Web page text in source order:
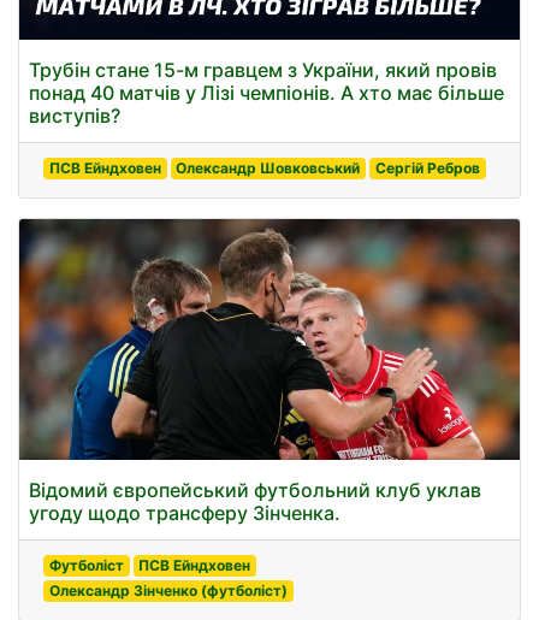
Трубін стане 15-м гравцем з України, який провів
понад 40 матчів у Лізі чемпіонів. А хто має більше
виступів?
ПСВ Ейндховен Олександр Шовковський Сергій Ребров
Відомий європейський футбольний клуб уклав
угоду щодо трансферу Зінченка.
Футболіст
ПСВ Ейндховен
Олександр Зінченко (футболіст)